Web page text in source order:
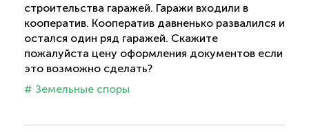
строительства гаражей. Гаражи входили в
кооператив. Кооператив давненько развалился и
остался один ряд гаражей. Скажите
пожалуйста цену оформления документов если
это возможно сделать?
# Земельные споры